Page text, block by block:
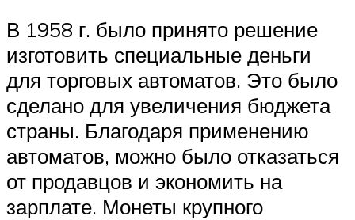
В 1958 г. было принято решение
изготовить специальные деньги
для торговых автоматов. Это было
сделано для увеличения бюджета
страны. Благодаря применению
автоматов, можно было отказаться
от продавцов и экономить на
зарплате. Монеты крупного